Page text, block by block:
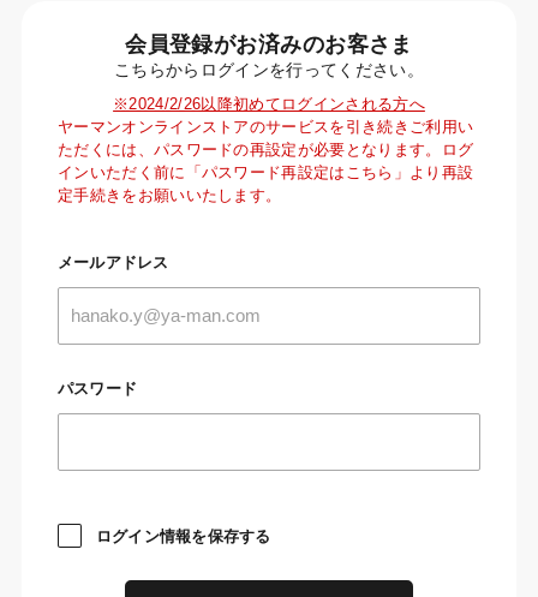
会員登録がお済みのお客さま
こちらからログインを行ってください。
※2024/2/26以降初めてログインされる方へ
ヤーマンオンラインストアのサービスを引き続きご利用い
ただくには、パスワードの再設定が必要となります。ログ
インいただく前に「パスワード再設定はこちら」より再設
定手続きをお願いいたします。
メールアドレス
パスワード
ログイン情報を保存する